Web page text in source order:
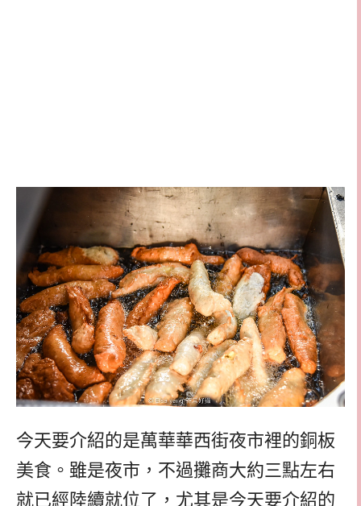
今天要介紹的是萬華華西街夜市裡的銅板
美食。雖是夜市，不過攤商大約三點左右
就已經陸續就位了，尤其是今天要介紹的